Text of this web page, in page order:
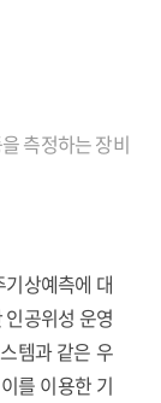
측정하는 장비
상예측에 대
공위성 운영
템과 같은 우
를 이용한 기